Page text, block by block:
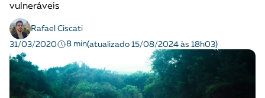
FORMATOS
vulneráveis
Rafael Ciscati
31/03/2020
8 min(atualizado 15/08/2024 às 18h03)